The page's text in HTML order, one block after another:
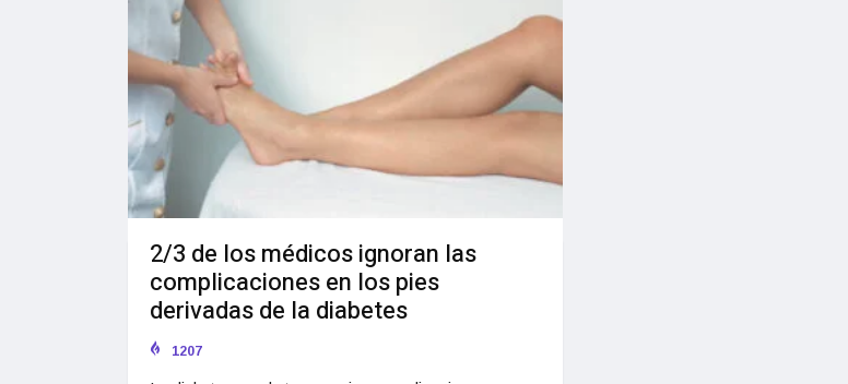
2/3 de los médicos ignoran las
complicaciones en los pies
derivadas de la diabetes
1207